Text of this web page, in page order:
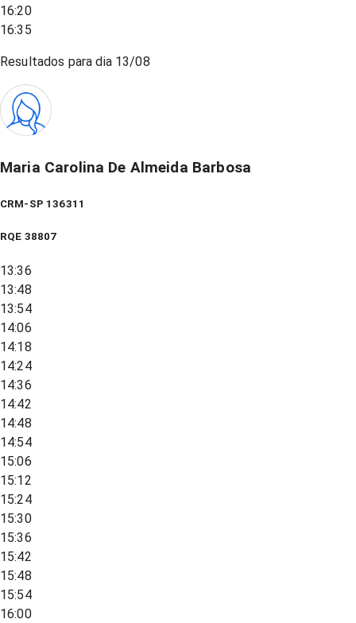
16:20
16:35
Resultados para dia 13/08
Maria Carolina De Almeida Barbosa
CRM-SP 136311
RQE 38807
13:36
13:48
13:54
14:06
14:18
14:24
14:36
14:42
14:48
14:54
15:06
15:12
15:24
15:30
15:36
15:42
15:48
15:54
16:00